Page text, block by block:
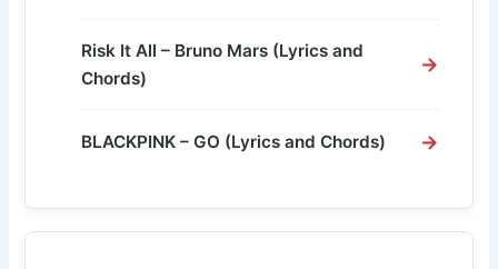
Risk It All – Bruno Mars (Lyrics and
Chords)
BLACKPINK – GO (Lyrics and Chords)